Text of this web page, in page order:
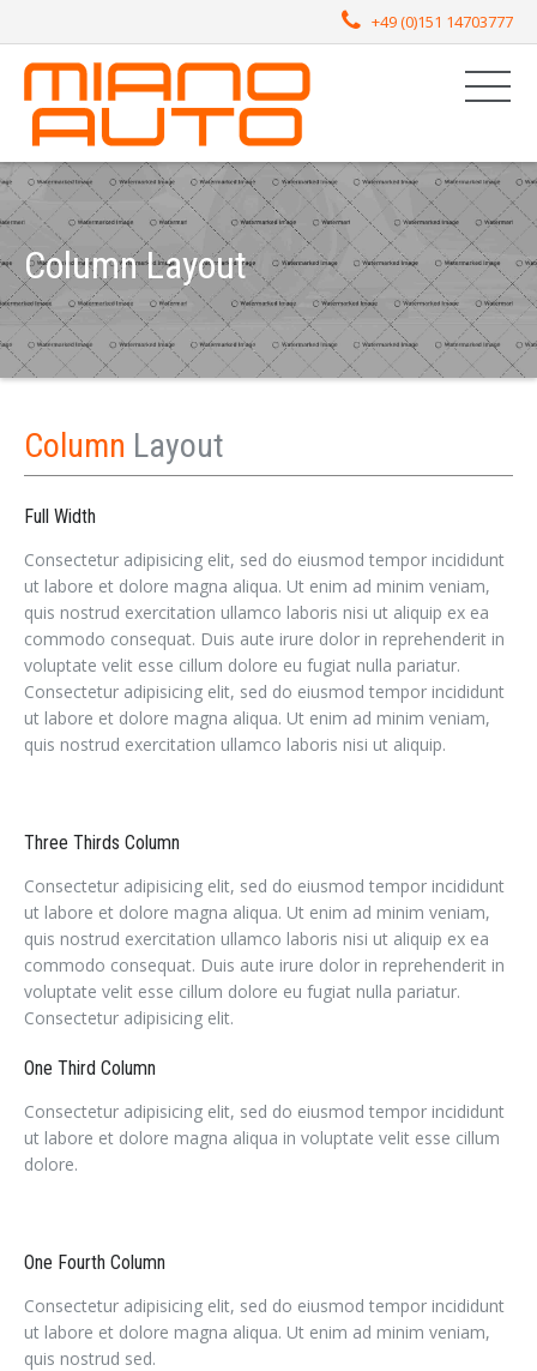
+49 (0)151 14703777
Column Layout
Column Layout
Full Width
Consectetur adipisicing elit, sed do eiusmod tempor incididunt
ut labore et dolore magna aliqua. Ut enim ad minim veniam,
quis nostrud exercitation ullamco laboris nisi ut aliquip ex ea
commodo consequat. Duis aute irure dolor in reprehenderit in
voluptate velit esse cillum dolore eu fugiat nulla pariatur.
Consectetur adipisicing elit, sed do eiusmod tempor incididunt
ut labore et dolore magna aliqua. Ut enim ad minim veniam,
quis nostrud exercitation ullamco laboris nisi ut aliquip.
Three Thirds Column
Consectetur adipisicing elit, sed do eiusmod tempor incididunt
ut labore et dolore magna aliqua. Ut enim ad minim veniam,
quis nostrud exercitation ullamco laboris nisi ut aliquip ex ea
commodo consequat. Duis aute irure dolor in reprehenderit in
voluptate velit esse cillum dolore eu fugiat nulla pariatur.
Consectetur adipisicing elit.
One Third Column
Consectetur adipisicing elit, sed do eiusmod tempor incididunt
ut labore et dolore magna aliqua in voluptate velit esse cillum
dolore.
One Fourth Column
Consectetur adipisicing elit, sed do eiusmod tempor incididunt
ut labore et dolore magna aliqua. Ut enim ad minim veniam,
quis nostrud sed.